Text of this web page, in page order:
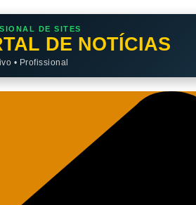
DE SITES
DE NOTÍCIAS
• Profissional